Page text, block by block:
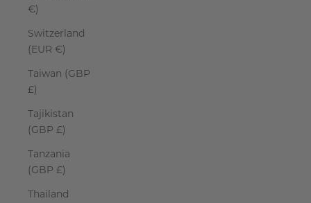
€)
Switzerland
(EUR €)
Taiwan (GBP
£)
Tajikistan
(GBP £)
Tanzania
(GBP £)
Thailand